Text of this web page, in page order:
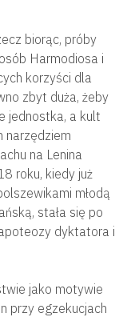
biorąc, próby
Harmodiosa i
korzyści dla
zbyt duża, żeby
jednostka, a kult
narzędziem
na Lenina
roku, kiedy już
młodą
stała się po
dyktatora i
jako motywie
przy egzekucjach